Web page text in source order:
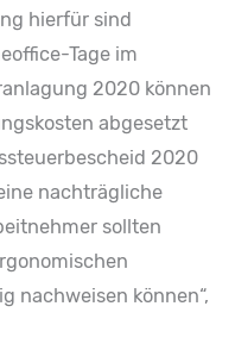
hierfür sind
Tage im
2020 können
abgesetzt
2020
nachträgliche
sollten
nachweisen können“,